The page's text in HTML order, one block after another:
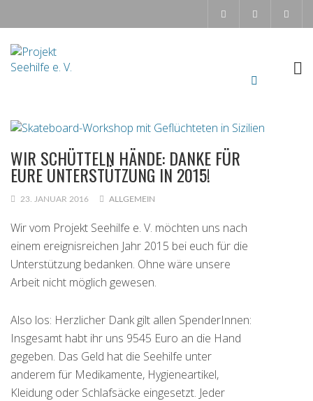
WIR SCHÜTTELN HÄNDE: DANKE FÜR
EURE UNTERSTÜTZUNG IN 2015!
23. JANUAR 2016 ALLGEMEIN
Wir vom Projekt Seehilfe e. V. möchten uns nach
einem ereignisreichen Jahr 2015 bei euch für die
Unterstützung bedanken. Ohne wäre unsere
Arbeit nicht möglich gewesen.
Also los: Herzlicher Dank gilt allen SpenderInnen:
Insgesamt habt ihr uns 9545 Euro an die Hand
gegeben. Das Geld hat die Seehilfe unter
anderem für Medikamente, Hygieneartikel,
Kleidung oder Schlafsäcke eingesetzt. Jeder